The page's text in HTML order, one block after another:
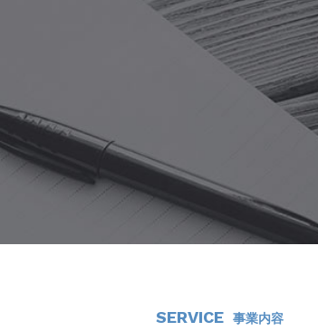
SERVICE 事業内容